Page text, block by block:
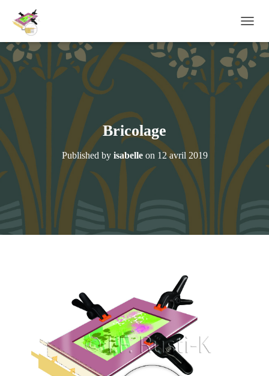
Bricolage
Published by isabelleon 12 avril 2019